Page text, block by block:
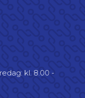
kl. 8.00 -